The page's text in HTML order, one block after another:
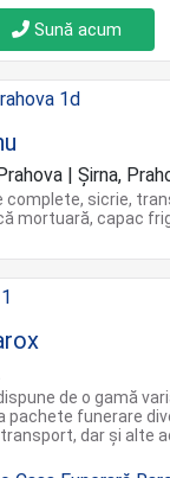
Sună acum
| Șirna,
complete, sicrie,
mortuară, capac
de o gamă
pachete funerare
dar și alte